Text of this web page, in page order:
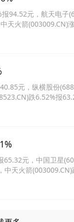
94.52元，航天电子
火箭(003009.CN)
元，纵横股份
跌6.52%报
元，中国卫星
天火箭